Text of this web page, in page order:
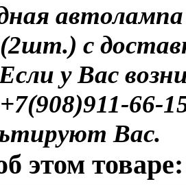
с
у Вас
Вас.
этом товаре: